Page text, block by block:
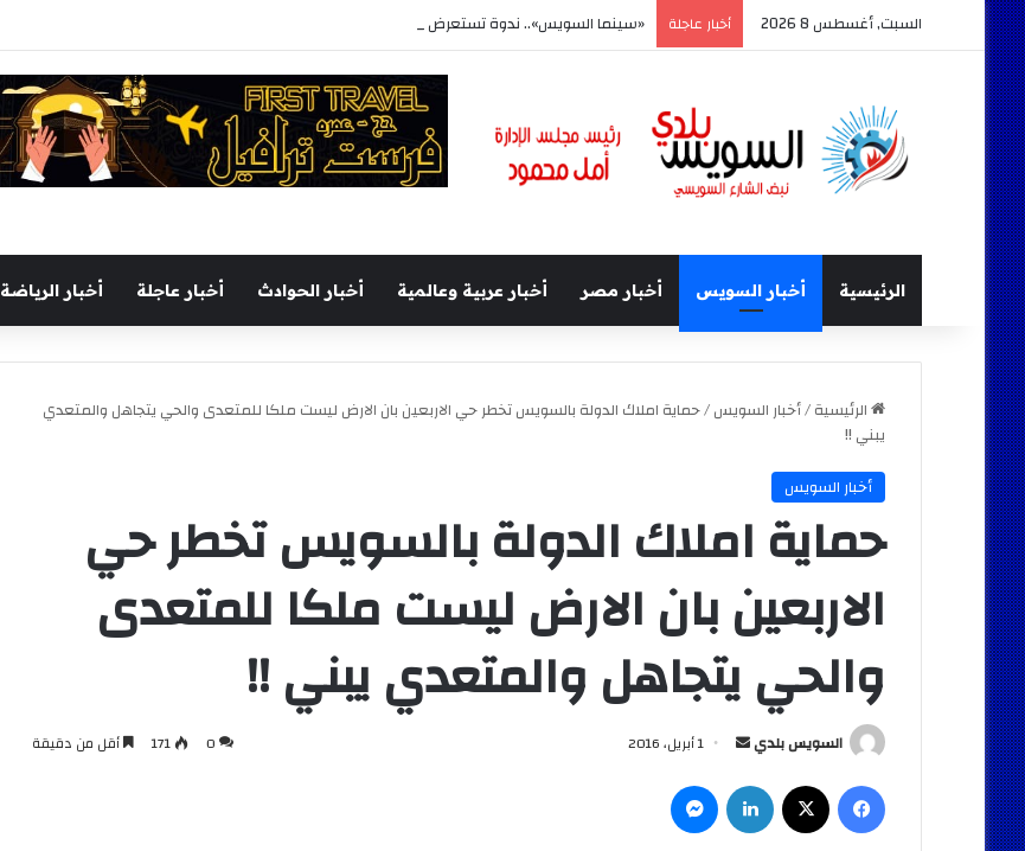
السبت, أغسطس 8 2026 أخبار عاجلة «سينما السويس».. ندوة تستعرض حضور المدينة في السينما المصرية بمعرض السويس الرابع للكتاب
الرئيسية أخبار السويس أخبار مصر أخبار عربية وعالمية أخبار الحوادث أخبار عاجلة أخبار الرياضة
الرئيسية/أخبار السويس/حماية املاك الدولة بالسويس تخطر حي الاربعين بان الارض ليست ملكا للمتعدى والحي يتجاهل والمتعدي
يبني !!
أخبار السويس
حماية املاك الدولة بالسويس تخطر حي
الاربعين بان الارض ليست ملكا للمتعدى
والحي يتجاهل والمتعدي يبني !!
السويس بلدي
أرسل
إلكترونيا
1 أبريل، 2016 0
171 أقل من دقيقة
فيسبوك لينكدإن